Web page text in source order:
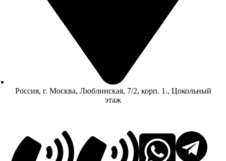
Россия, г. Москва, Люблинская, 7/2, корп. 1., Цокольный
этаж